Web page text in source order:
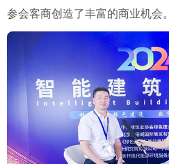
参会客商创造了丰富的商业机会。